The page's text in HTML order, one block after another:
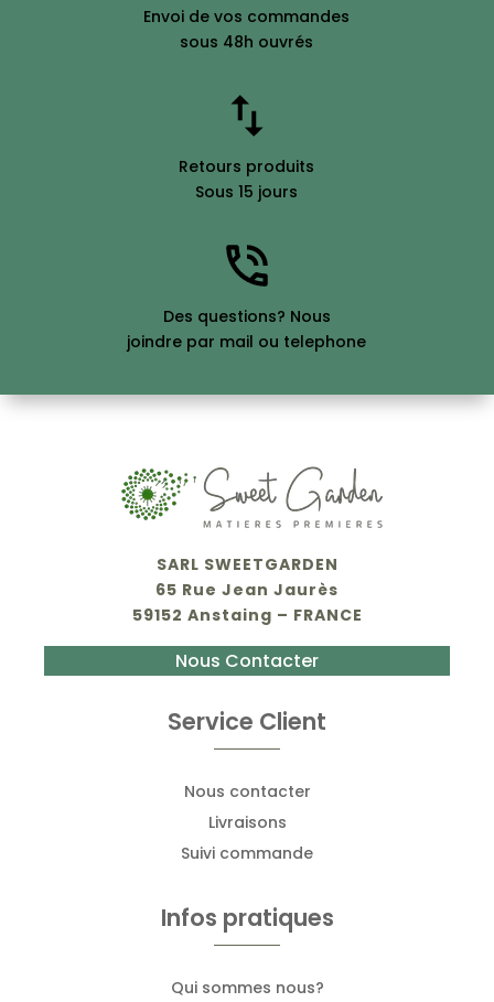
Envoi de vos commandes
sous 48h ouvrés
Retours produits
Sous 15 jours
Des questions? Nous
joindre par mail ou telephone
SARL SWEETGARDEN
65 Rue Jean Jaurès
59152 Anstaing – FRANCE
Nous Contacter
Service Client
Nous contacter
Livraisons
Suivi commande
Infos pratiques
Qui sommes nous?